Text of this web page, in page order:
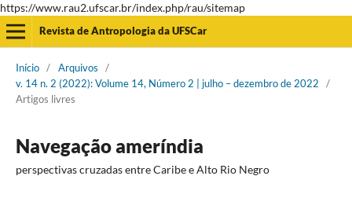
https://www.rau2.ufscar.br/index.php/rau/sitemap
Revista de Antropologia da UFSCar
Início / Arquivos
/
v. 14 n. 2 (2022): Volume 14, Número 2 | julho – dezembro de 2022
/
Artigos livres
Navegação ameríndia
perspectivas cruzadas entre Caribe e Alto Rio Negro